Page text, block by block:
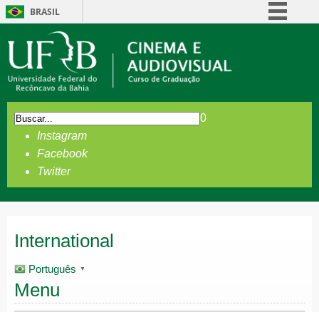
BRASIL
Comunica BR
Acesso à informação
Legislação
0
Instagram
Facebook
Twitter
International
Português ▼
Menu